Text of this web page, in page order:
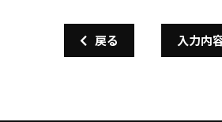
戻る 入力内